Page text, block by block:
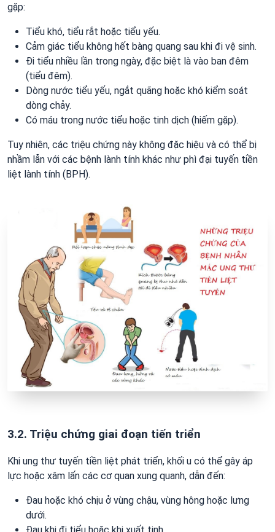
gặp:
Tiểu khó, tiểu rắt hoặc tiểu yếu.
Cảm giác tiểu không hết bàng quang sau khi đi vệ sinh.
Đi tiểu nhiều lần trong ngày, đặc biệt là vào ban đêm
(tiểu đêm).
Dòng nước tiểu yếu, ngắt quãng hoặc khó kiểm soát
dòng chảy.
Có máu trong nước tiểu hoặc tinh dịch (hiếm gặp).
Tuy nhiên, các triệu chứng này không đặc hiệu và có thể bị
nhầm lẫn với các bệnh lành tính khác như phì đại tuyến tiền
liệt lành tính (BPH).
3.2. Triệu chứng giai đoạn tiến triển
Khi ung thư tuyến tiền liệt phát triển, khối u có thể gây áp
lực hoặc xâm lấn các cơ quan xung quanh, dẫn đến:
Đau hoặc khó chịu ở vùng chậu, vùng hông hoặc lưng
dưới.